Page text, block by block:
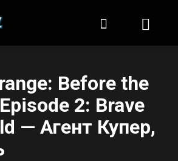
Before the
2: Brave
— Агент Купер,